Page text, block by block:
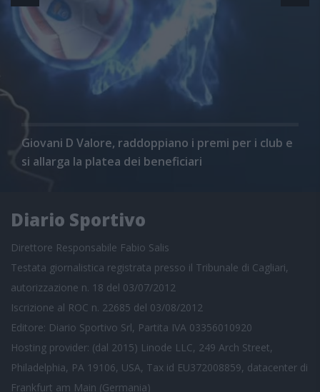
Giovani D Valore, raddoppiano i premi per i club e
si allarga la platea dei beneficiari
Diario Sportivo
Direttore Responsabile Fabio Salis
Testata giornalistica registrata presso il Tribunale di Cagliari,
autorizzazione n. 18 del 03/07/2012
Iscrizione al ROC n. 22685 del 03/08/2012
Editore: Diario Sportivo Srl, Partita IVA 03356010920
Hosting provider: (dal 2015) Linode LLC, 249 Arch Street,
Philadelphia, PA 19106, USA, Tax id EU372008859, datacenter di
Frankfurt am Main (Germania)